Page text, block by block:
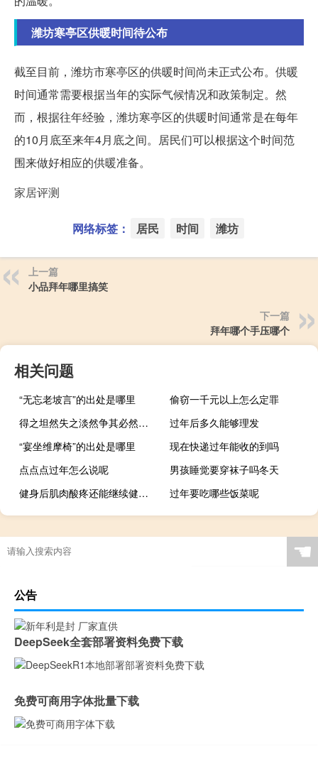
潍坊寒亭区供暖时间待公布
截至目前，潍坊市寒亭区的供暖时间尚未正式公布。供暖
时间通常需要根据当年的实际气候情况和政策制定。然
而，根据往年经验，潍坊寒亭区的供暖时间通常是在每年
的10月底至来年4月底之间。居民们可以根据这个时间范
围来做好相应的供暖准备。
家居评测
网络标签： 居民 时间 潍坊
上一篇
小品拜年哪里搞笑
下一篇
拜年哪个手压哪个
相关问题
“无忘老坡言”的出处是哪里
偷窃一千元以上怎么定罪
得之坦然失之淡然争其必然顺其自然出处（得之坦然 失之淡然 争其必然 顺其自然是什么意思）
过年后多久能够理发
“宴坐维摩椅”的出处是哪里
现在快递过年能收的到吗
点点点过年怎么说呢
男孩睡觉要穿袜子吗冬天
健身后肌肉酸疼还能继续健身吗（健身后肌肉酸痛还能继续锻炼）
过年要吃哪些饭菜呢
☚
公告
DeepSeek全套部署资料免费下载
免费可商用字体批量下载